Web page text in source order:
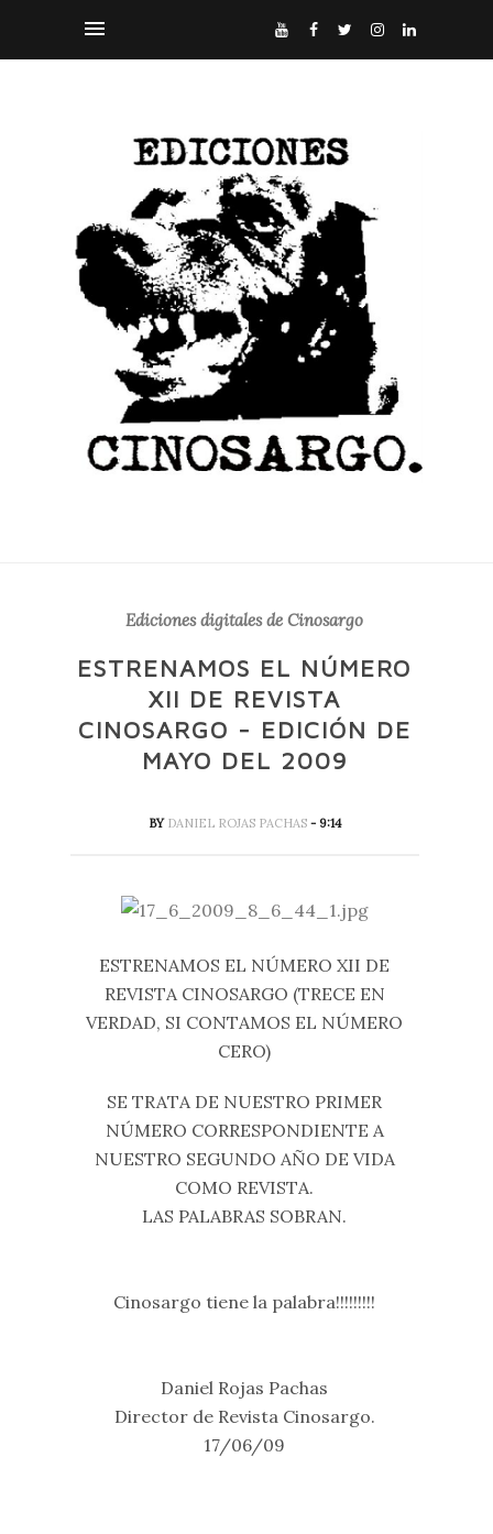
Ediciones digitales de Cinosargo
ESTRENAMOS EL NÚMERO
XII DE REVISTA
CINOSARGO - EDICIÓN DE
MAYO DEL 2009
BY DANIEL ROJAS PACHAS - 9:14
ESTRENAMOS EL NÚMERO XII DE
REVISTA CINOSARGO (TRECE EN
VERDAD, SI CONTAMOS EL NÚMERO
CERO)
SE TRATA DE NUESTRO PRIMER
NÚMERO CORRESPONDIENTE A
NUESTRO SEGUNDO AÑO DE VIDA
COMO REVISTA.
LAS PALABRAS SOBRAN.
Cinosargo tiene la palabra!!!!!!!!!
Daniel Rojas Pachas
Director de Revista Cinosargo.
17/06/09